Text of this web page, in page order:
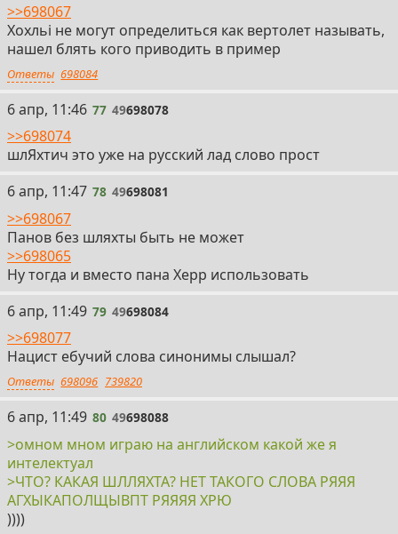
>>698067
Xохльi не могут определиться как вертолет называть,
нашел блять кого приводить в пример
Ответы 698084
77
6 апр, 11:46 77 49698078
>>698074
шлЯхтич это уже на русский лад слово прост
78
6 апр, 11:47 78 49698081
>>698067
Панов без шляхты быть не может
>>698065
Ну тогда и вместо пана Херр использовать
79
6 апр, 11:49 79 49698084
>>698077
Нацист ебучий слова синонимы слышал?
Ответы 698096 739820
80
6 апр, 11:49 80 49698088
>омном мном играю на английском какой же я
интелектуал
>ЧТО? КАКАЯ ШЛЛЯХТА? НЕТ ТАКОГО СЛОВА РЯЯЯ
АГХЫКАПОЛЩЫВПТ РЯЯЯЯ ХРЮ
))))